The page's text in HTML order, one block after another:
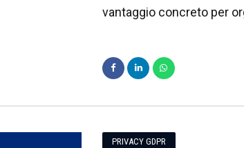
vantaggio concreto per
PRIVACY GDPR